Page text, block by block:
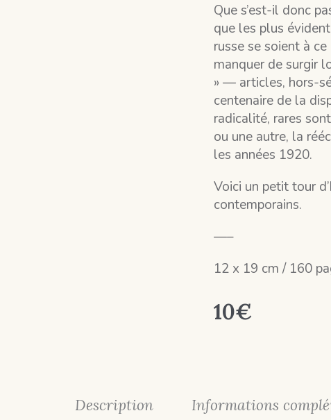
Que s’est-il donc
que les plus
russe se soient à
manquer de surgir
» — articles, hors-
centenaire de la
radicalité, rares
ou une autre, la
les années 1920.
Voici un petit tour
contemporains.
—–
12 x 19 cm / 160
10€
Description Informations